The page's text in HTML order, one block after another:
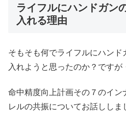
ライフルにハンドガン
入れる理由
そもそも何でライフルにハン
入れようと思ったのか？ですが
命中精度向上計画その７のイ
レルの共振についてお話ししま